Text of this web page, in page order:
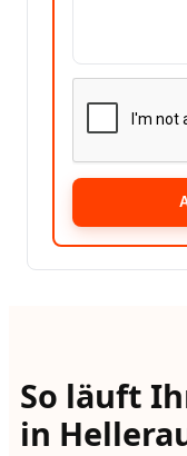
So läuft
in